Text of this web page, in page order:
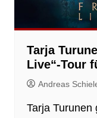
Tarja
Live“-Tour
Andreas
Tarja Turunen